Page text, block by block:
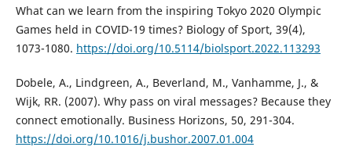
What can we learn from the inspiring Tokyo 2020 Olympic
Games held in COVID-19 times? Biology of Sport, 39(4),
1073-1080. https://doi.org/10.5114/biolsport.2022.113293
Dobele, A., Lindgreen, A., Beverland, M., Vanhamme, J., &
Wijk, RR. (2007). Why pass on viral messages? Because they
connect emotionally. Business Horizons, 50, 291-304.
https://doi.org/10.1016/j.bushor.2007.01.004